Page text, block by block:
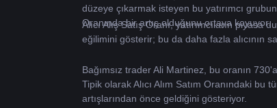
düzeye çıkarmak isteyen bu yatırımcı
Oranında bir artış olduğunu ortaya koyuyor.
Alıcı Alış Satış Oranı, yatırımcıların
eğilimini gösterir; bu da daha fazla alıcının
Bağımsız trader Ali Martinez, bu oranın
Tipik olarak Alıcı Alım Satım Oranındaki bu
artışlarından önce geldiğini gösteriyor.